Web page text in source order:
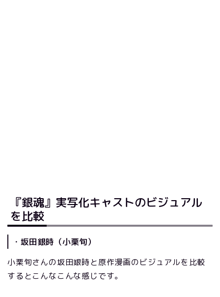
『銀魂』実写化キャストのビジュアル
を比較
・坂田銀時（小栗旬）
小栗旬さんの坂田銀時と原作漫画のビジュアルを比較
するとこんなこんな感じです。